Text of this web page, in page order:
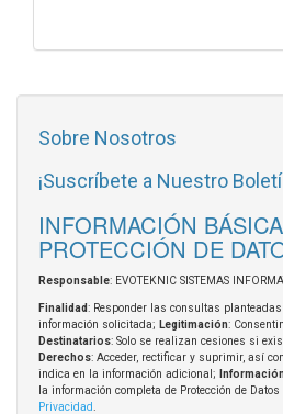
Sobre Nosotros
¡Suscríbete a Nuestro
INFORMACIÓN
PROTECCIÓN DE
Responsable: EVOTEKNIC SISTEMAS
Finalidad: Responder las consultas
información solicitada; Legitimación:
Destinatarios: Solo se realizan cesiones si
Derechos: Acceder, rectificar y suprimir, así
indica en la información adicional;
la información completa de Protección de
Privacidad